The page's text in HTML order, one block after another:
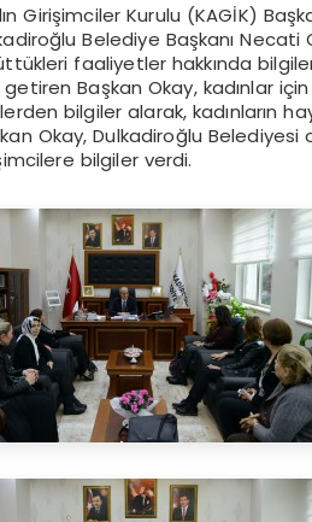
Girişimciler Kurulu (KAGİK)
Belediye Başkanı Necati
faaliyetler hakkında
Başkan Okay, kadınlar
bilgiler alarak, kadınların
Okay, Dulkadiroğlu
bilgiler verdi.